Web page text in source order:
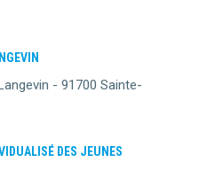
- 91700 Sainte-
DES JEUNES